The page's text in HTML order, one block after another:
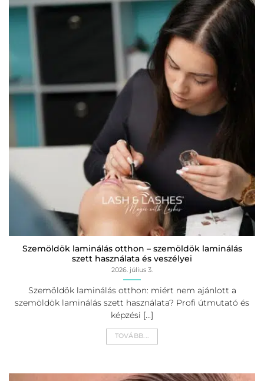
Szemöldök laminálás otthon – szemöldök laminálás
szett használata és veszélyei
2026. július 3.
Szemöldök laminálás otthon: miért nem ajánlott a
szemöldök laminálás szett használata? Profi útmutató és
képzési [...]
TOVÁBB...